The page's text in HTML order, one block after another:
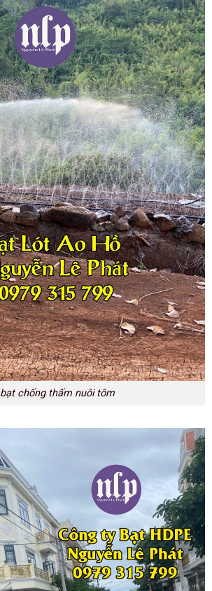
bạt chống thấm nuôi tôm